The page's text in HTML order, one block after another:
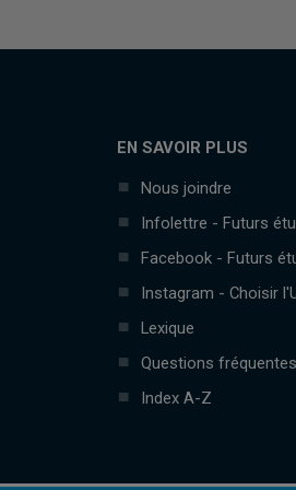
EN SAVOIR PLUS
Nous joindre
Infolettre - Futurs
Facebook - Futurs
Instagram - Choisir
Lexique
Questions fréquentes
Index A-Z